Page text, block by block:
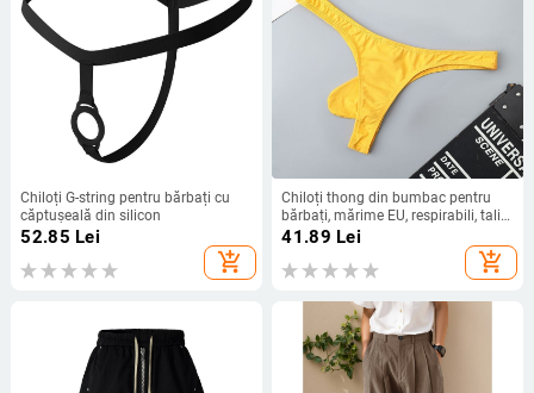
Chiloți G-string pentru bărbați cu
căptușeală din silicon
52.85 Lei
add_shopping_cart
Chiloți thong din bumbac pentru
bărbați, mărime EU, respirabili, talie
joasă, culoare solidă, design în
41.89 Lei
add_shopping_cart